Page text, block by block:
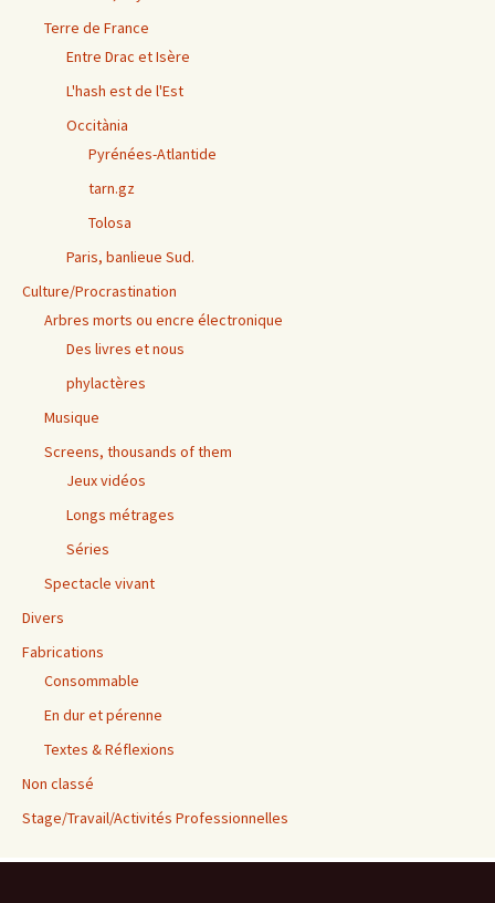
Terre de France
Entre Drac et Isère
L'hash est de l'Est
Occitània
Pyrénées-Atlantide
tarn.gz
Tolosa
Paris, banlieue Sud.
Culture/Procrastination
Arbres morts ou encre électronique
Des livres et nous
phylactères
Musique
Screens, thousands of them
Jeux vidéos
Longs métrages
Séries
Spectacle vivant
Divers
Fabrications
Consommable
En dur et pérenne
Textes & Réflexions
Non classé
Stage/Travail/Activités Professionnelles